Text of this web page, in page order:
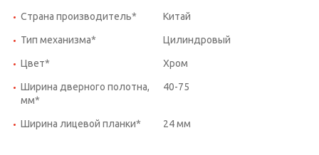
Страна производитель* Китай
Тип механизма* Цилиндровый
Цвет* Хром
Ширина дверного полотна,
мм*
40-75
Ширина лицевой планки* 24 мм